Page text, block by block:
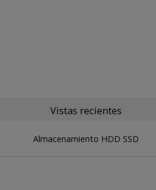
Vistas recientes
Almacenamiento HDD SSD